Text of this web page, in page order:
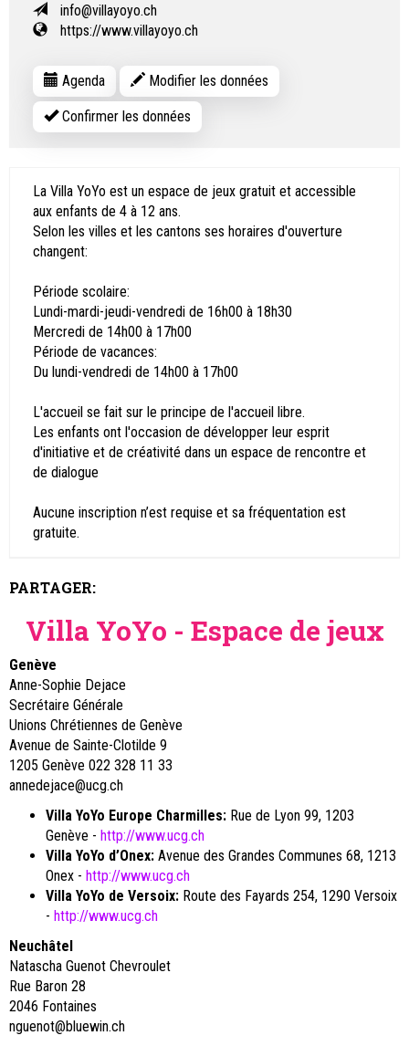
info@villayoyo.ch
https://www.villayoyo.ch
Agenda Modifier les données
Confirmer les données
La Villa YoYo est un espace de jeux gratuit et accessible
aux enfants de 4 à 12 ans.
Selon les villes et les cantons ses horaires d'ouverture
changent:
Période scolaire:
Lundi-mardi-jeudi-vendredi de 16h00 à 18h30
Mercredi de 14h00 à 17h00
Période de vacances:
Du lundi-vendredi de 14h00 à 17h00
L'accueil se fait sur le principe de l'accueil libre.
Les enfants ont l'occasion de développer leur esprit
d'initiative et de créativité dans un espace de rencontre et
de dialogue
Aucune inscription n’est requise et sa fréquentation est
gratuite.
PARTAGER:
Villa YoYo - Espace de jeux
Genève
Anne-Sophie Dejace
Secrétaire Générale
Unions Chrétiennes de Genève
Avenue de Sainte-Clotilde 9
1205 Genève 022 328 11 33
annedejace@ucg.ch
Villa YoYo Europe Charmilles: Rue de Lyon 99, 1203
Genève - http://www.ucg.ch
Villa YoYo d’Onex: Avenue des Grandes Communes 68, 1213
Onex - http://www.ucg.ch
Villa YoYo de Versoix: Route des Fayards 254, 1290 Versoix
- http://www.ucg.ch
Neuchâtel
Natascha Guenot Chevroulet
Rue Baron 28
2046 Fontaines
nguenot@bluewin.ch